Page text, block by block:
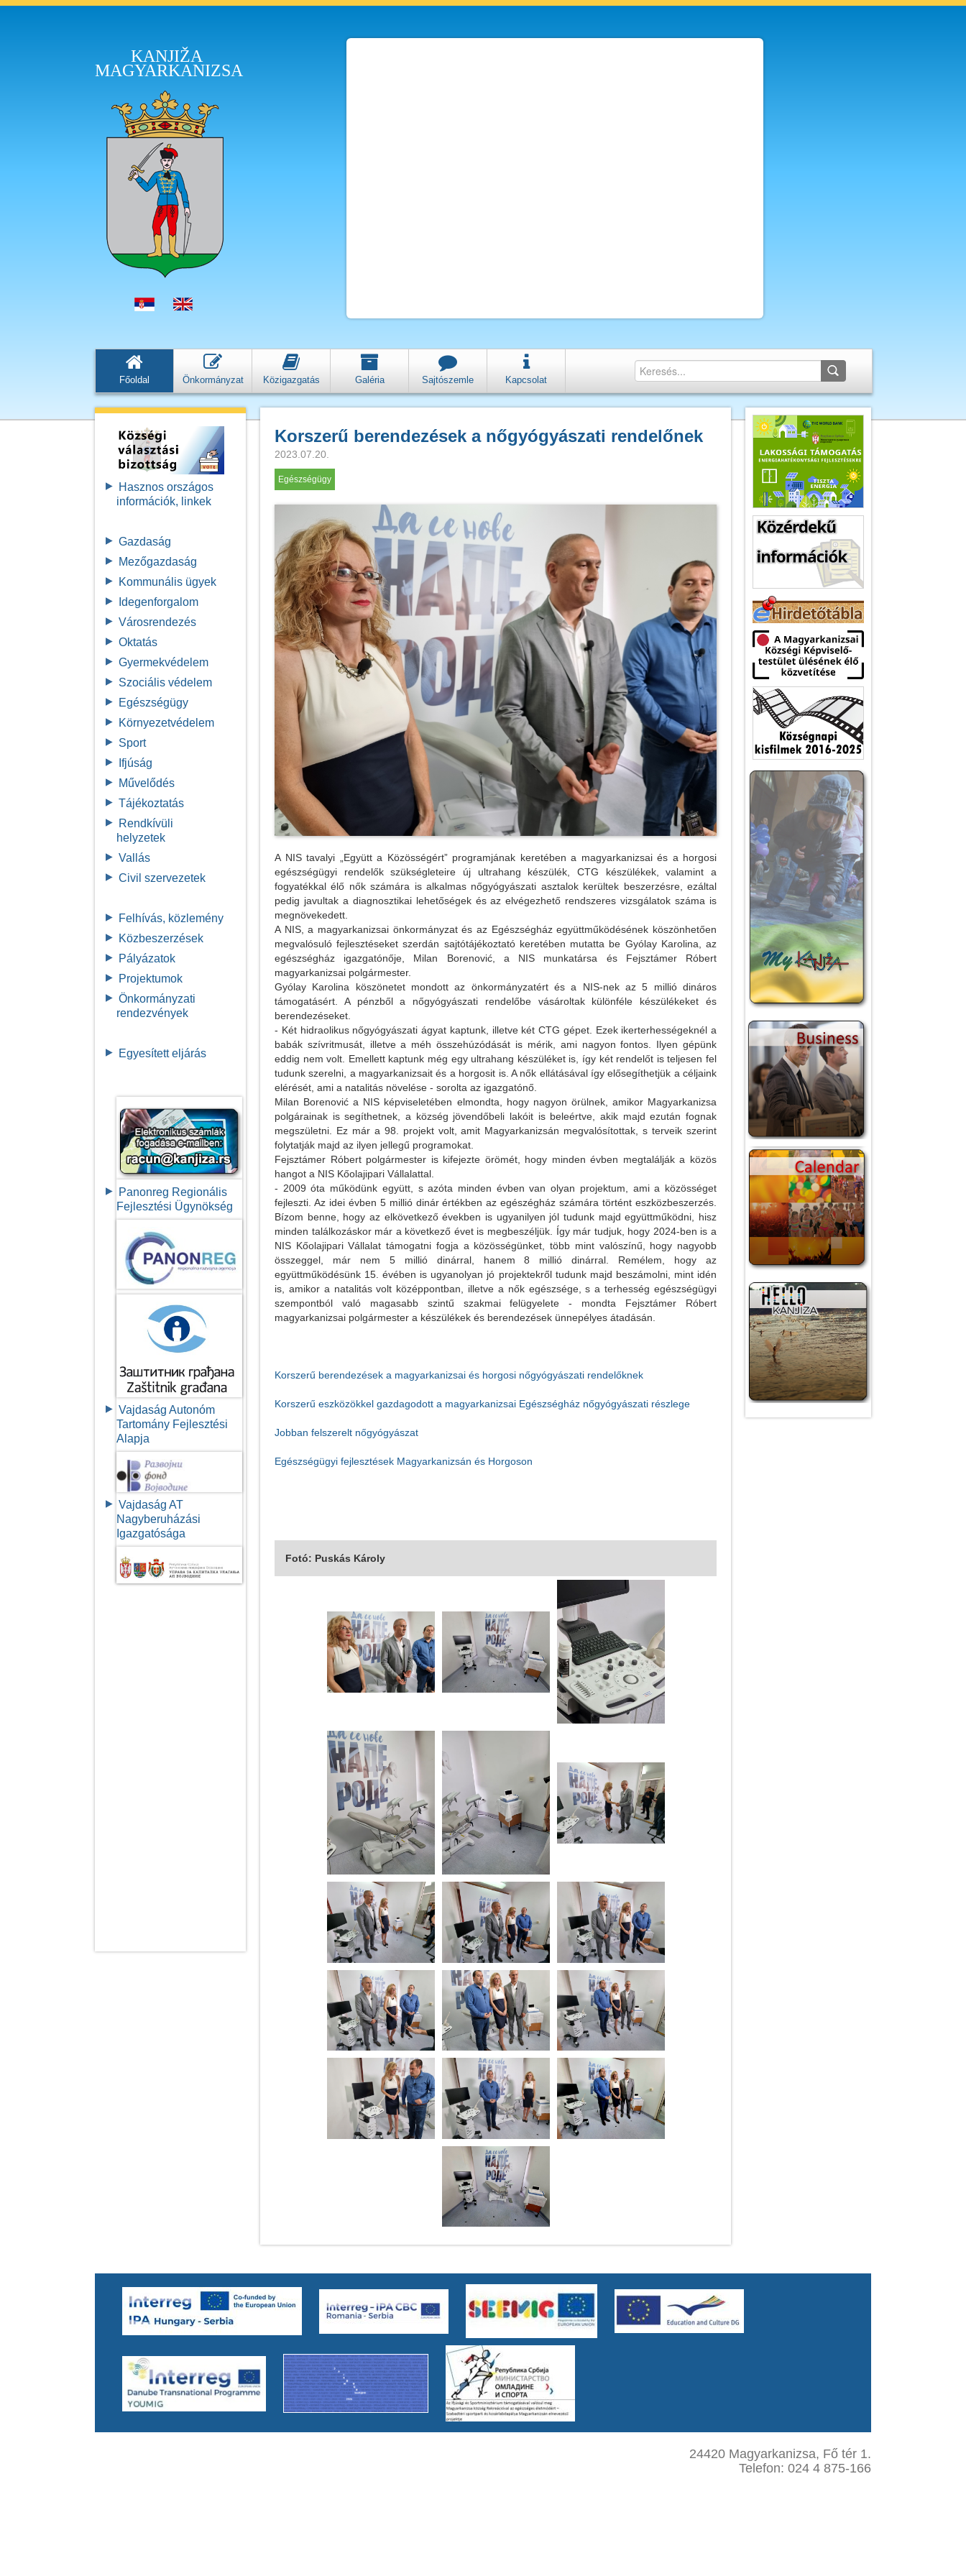
KANJIŽA
MAGYARKANIZSA
Főoldal Önkormányzat Közigazgatás Galéria Sajtószemle Kapcsolat
Hasznos országos
információk, linkek
Gazdaság
Mezőgazdaság
Kommunális ügyek
Idegenforgalom
Városrendezés
Oktatás
Gyermekvédelem
Szociális védelem
Egészségügy
Környezetvédelem
Sport
Ifjúság
Művelődés
Tájékoztatás
Rendkívüli
helyzetek
Vallás
Civil szervezetek
Felhívás, közlemény
Közbeszerzések
Pályázatok
Projektumok
Önkormányzati
rendezvények
Egyesített eljárás
Panonreg Regionális
Fejlesztési Ügynökség
Vajdaság Autonóm
Tartomány Fejlesztési
Alapja
Vajdaság AT
Nagyberuházási
Igazgatósága
Korszerű berendezések a nőgyógyászati rendelőnek
2023.07.20.
Egészségügy
A NIS tavalyi „Együtt a Közösségért” programjának keretében a magyarkanizsai és a horgosi
egészségügyi rendelők szükségleteire új ultrahang készülék, CTG készülékek, valamint a
fogyatékkal élő nők számára is alkalmas nőgyógyászati asztalok kerültek beszerzésre, ezáltal
pedig javultak a diagnosztikai lehetőségek és az elvégezhető rendszeres vizsgálatok száma is
megnövekedett.
A NIS, a magyarkanizsai önkormányzat és az Egészségház együttműködésének köszönhetően
megvalósuló fejlesztéseket szerdán sajtótájékoztató keretében mutatta be Gyólay Karolina, az
egészségház igazgatónője, Milan Borenović, a NIS munkatársa és Fejsztámer Róbert
magyarkanizsai polgármester.
Gyólay Karolina köszönetet mondott az önkormányzatért és a NIS-nek az 5 millió dináros
támogatásért. A pénzből a nőgyógyászati rendelőbe vásároltak különféle készülékeket és
berendezéseket.
- Két hidraolikus nőgyógyászati ágyat kaptunk, illetve két CTG gépet. Ezek ikerterhességeknél a
babák szívritmusát, illetve a méh összehúzódását is mérik, ami nagyon fontos. Ilyen gépünk
eddig nem volt. Emellett kaptunk még egy ultrahang készüléket is, így két rendelőt is teljesen fel
tudunk szerelni, a magyarkanizsait és a horgosit is. A nők ellátásával így elősegíthetjük a céljaink
elérését, ami a natalitás növelése - sorolta az igazgatónő.
Milan Borenović a NIS képviseletében elmondta, hogy nagyon örülnek, amikor Magyarkanizsa
polgárainak is segíthetnek, a község jövendőbeli lakóit is beleértve, akik majd ezután fognak
megszületni. Ez már a 98. projekt volt, amit Magyarkanizsán megvalósítottak, s terveik szerint
folytatják majd az ilyen jellegű programokat.
Fejsztámer Róbert polgármester is kifejezte örömét, hogy minden évben megtalálják a közös
hangot a NIS Kőolajipari Vállalattal.
- 2009 óta működünk együtt, s azóta minden évben van olyan projektum, ami a közösséget
fejleszti. Az idei évben 5 millió dinár értékben az egészégház számára történt eszközbeszerzés.
Bízom benne, hogy az elkövetkező években is ugyanilyen jól tudunk majd együttműködni, hisz
minden találkozáskor már a következő évet is megbeszéljük. Így már tudjuk, hogy 2024-ben is a
NIS Kőolajipari Vállalat támogatni fogja a közösségünket, több mint valószínű, hogy nagyobb
összeggel, már nem 5 millió dinárral, hanem 8 millió dinárral. Remélem, hogy az
együttműködésünk 15. évében is ugyanolyan jó projektekről tudunk majd beszámolni, mint idén
is, amikor a natalitás volt középpontban, illetve a nők egészsége, s a terhesség egészségügyi
szempontból való magasabb szintű szakmai felügyelete - mondta Fejsztámer Róbert
magyarkanizsai polgármester a készülékek és berendezések ünnepélyes átadásán.
Korszerű berendezések a magyarkanizsai és horgosi nőgyógyászati rendelőknek
Korszerű eszközökkel gazdagodott a magyarkanizsai Egészségház nőgyógyászati részlege
Jobban felszerelt nőgyógyászat
Egészségügyi fejlesztések Magyarkanizsán és Horgoson
Fotó: Puskás Károly
24420 Magyarkanizsa, Fő tér 1.
Telefon: 024 4 875-166